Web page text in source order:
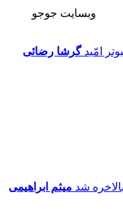
وبسایت جوجو
گرشا رضائی
میثم ابراهیمی